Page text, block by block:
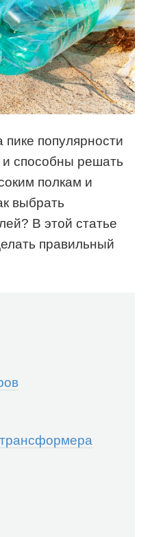
популярности
способны решать
полкам и
выбрать
В этой статье
правильный